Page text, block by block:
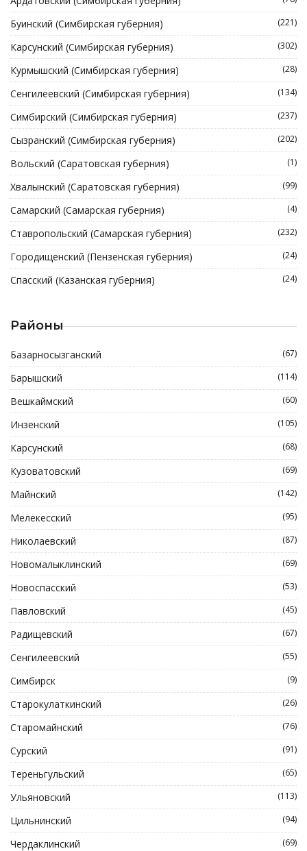
Буинский (Симбирская губерния) (221)
Карсунский (Симбирская губерния) (302)
Курмышский (Симбирская губерния) (28)
Сенгилеевский (Симбирская губерния) (134)
Симбирский (Симбирская губерния) (237)
Сызранский (Симбирская губерния) (202)
Вольский (Саратовская губерния) (1)
Хвалынский (Саратовская губерния) (99)
Самарский (Самарская губерния) (4)
Ставропольский (Самарская губерния) (232)
Городищенский (Пензенская губерния) (24)
Спасский (Казанская губерния) (24)
Районы
Базарносызганский (67)
Барышский (114)
Вешкаймский (60)
Инзенский (105)
Карсунский (68)
Кузоватовский (69)
Майнский (142)
Мелекесский (95)
Николаевский (87)
Новомалыклинский (69)
Новоспасский (53)
Павловский (45)
Радищевский (67)
Сенгилеевский (55)
Симбирск (9)
Старокулаткинский (26)
Старомайнский (76)
Сурский (91)
Тереньгульский (65)
Ульяновский (113)
Цильнинский (94)
Чердаклинский (69)